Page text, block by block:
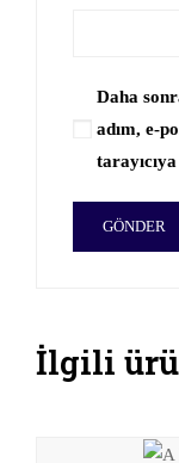
Daha
adım, e-
İlgili